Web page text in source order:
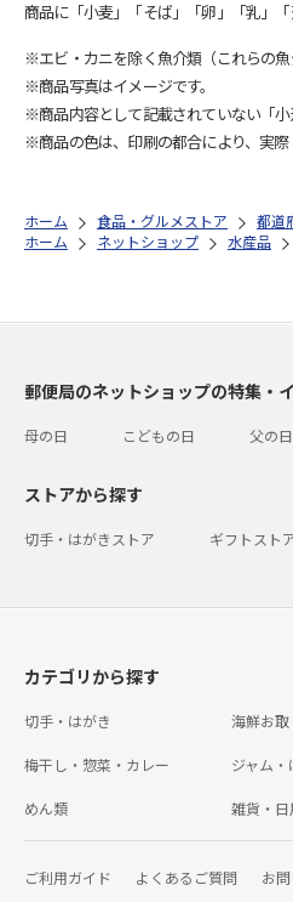
商品に「小麦」「そば」「卵」「乳」
※エビ・カニを除く魚介類（これらの
※商品写真はイメージです。
※商品内容として記載されていない「
※商品の色は、印刷の都合により、実際
ホーム 食品・グルメストア 都道
ホーム
ネットショップ 水産品
郵便局のネットショップの特集・
母の日 こどもの日 父の日
ストアから探す
切手・はがきストア ギフトスト
カテゴリから探す
切手・はがき 海鮮お
梅干し・惣菜・カレー ジャム
めん類 雑貨・日
ご利用ガイド よくあるご質問 お